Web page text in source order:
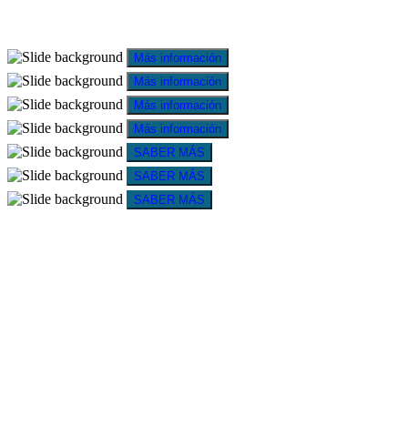
Más información
Más información
Más información
Más información
SABER MÁS
SABER MÁS
SABER MÁS